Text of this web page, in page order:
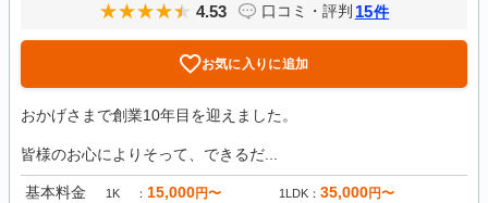
4.53 口コミ・評判 15件
お気に入りに追加
おかげさまで創業10年目を迎えました。
皆様のお心によりそって、できるだ...
基本料金 1K 15,000円〜 1LDK 35,000円〜